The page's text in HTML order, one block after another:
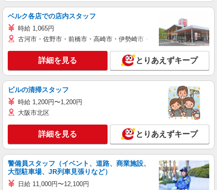
ベルク各店での店内スタッフ
時給 1,065円
古河市・佐野市・前橋市・高崎市・伊勢崎市・太田市・館林市・藤
詳細を見る とりあえずキープ
ビルの清掃スタッフ
時給 1,200円〜1,200円
大阪市北区
詳細を見る とりあえずキープ
警備員スタッフ（イベント、道路、商業施設、
大型駐車場、JR列車見張りなど）
日給 11,000円〜12,100円